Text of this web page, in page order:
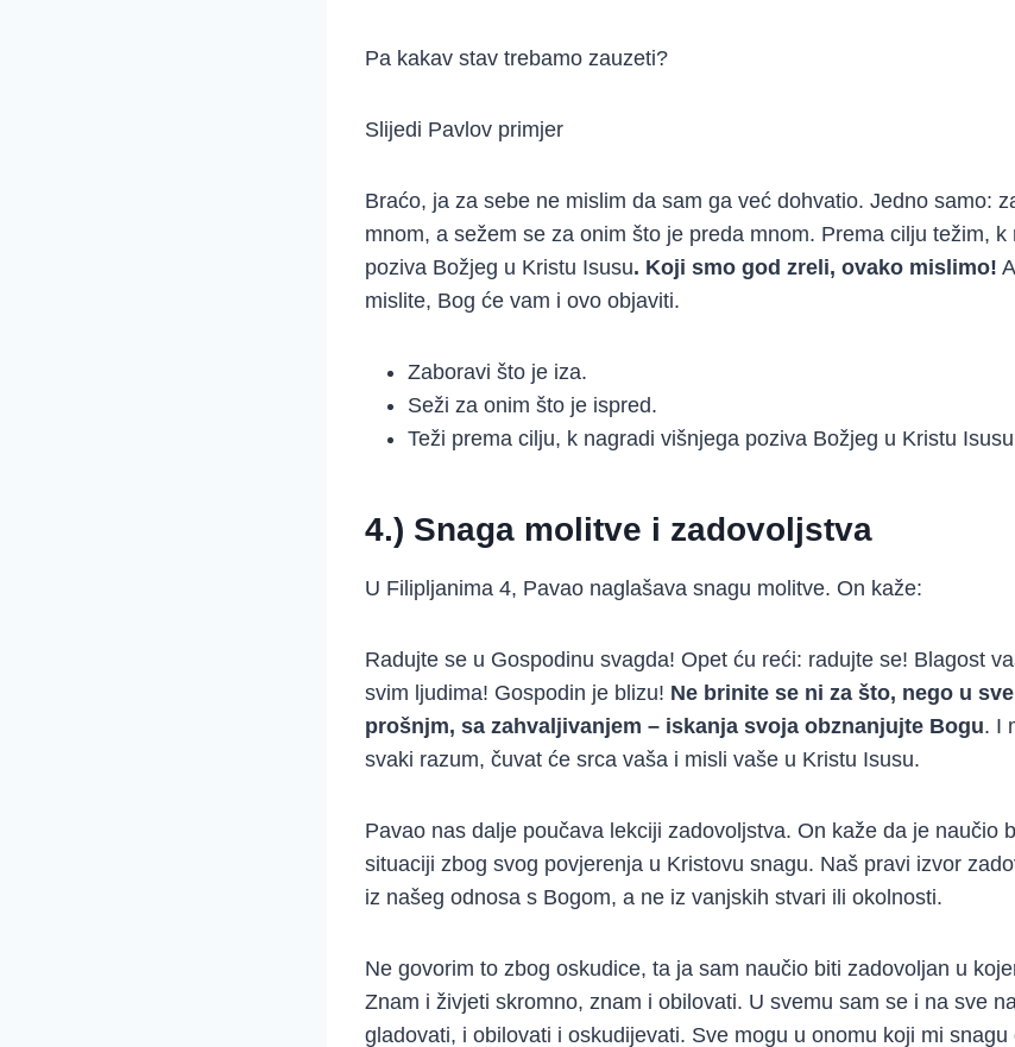
Pa kakav stav trebamo zauzeti?
Slijedi Pavlov primjer
Braćo, ja za sebe ne mislim da sam ga već dohvatio. Jedno samo:
mnom, a sežem se za onim što je preda mnom. Prema cilju težim, k
poziva Božjeg u Kristu Isusu. Koji smo god zreli, ovako mislimo!
mislite, Bog će vam i ovo objaviti.
Zaboravi što je iza.
Seži za onim što je ispred.
Teži prema cilju, k nagradi višnjega poziva Božjeg u Kristu
4.) Snaga molitve i zadovoljstva
U Filipljanima 4, Pavao naglašava snagu molitve. On kaže:
Radujte se u Gospodinu svagda! Opet ću reći: radujte se! Blagost
svim ljudima! Gospodin je blizu! Ne brinite se ni za što, nego u
prošnjm, sa zahvaljivanjem – iskanja svoja obznanjujte Bogu. I
svaki razum, čuvat će srca vaša i misli vaše u Kristu Isusu.
Pavao nas dalje poučava lekciji zadovoljstva. On kaže da je naučio
situaciji zbog svog povjerenja u Kristovu snagu. Naš pravi izvor
iz našeg odnosa s Bogom, a ne iz vanjskih stvari ili okolnosti.
Ne govorim to zbog oskudice, ta ja sam naučio biti zadovoljan u
Znam i živjeti skromno, znam i obilovati. U svemu sam se i na sve
gladovati, i obilovati i oskudijevati. Sve mogu u onomu koji mi snagu